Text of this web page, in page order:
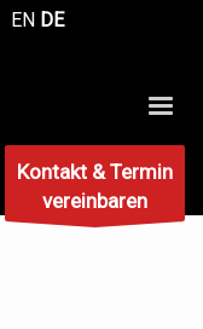
EN DE
Kontakt & Termin
vereinbaren